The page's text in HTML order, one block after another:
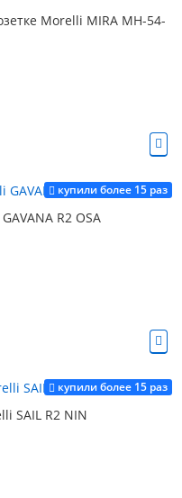
Morelli MIRA MH-54-
купили более 15 раз
R2 OSA
купили более 15 раз
SAIL R2 NIN